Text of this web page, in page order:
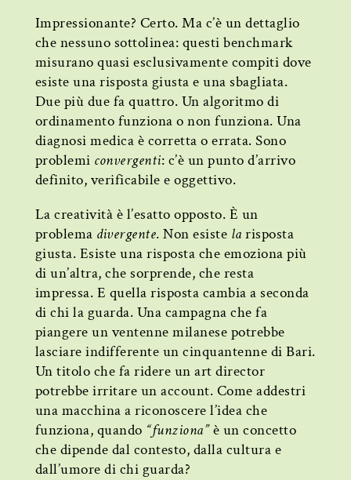
Impressionante? Certo. Ma c’è un dettaglio
che nessuno sottolinea: questi benchmark
misurano quasi esclusivamente compiti dove
esiste una risposta giusta e una sbagliata.
Due più due fa quattro. Un algoritmo di
ordinamento funziona o non funziona. Una
diagnosi medica è corretta o errata. Sono
problemi convergenti: c’è un punto d’arrivo
definito, verificabile e oggettivo.
La creatività è l’esatto opposto. È un
problema divergente. Non esiste larisposta
giusta. Esiste una risposta che emoziona più
di un’altra, che sorprende, che resta
impressa. E quella risposta cambia a seconda
di chi la guarda. Una campagna che fa
piangere un ventenne milanese potrebbe
lasciare indifferente un cinquantenne di Bari.
Un titolo che fa ridere un art director
potrebbe irritare un account. Come addestri
una macchina a riconoscere l’idea che
funziona, quando “funziona”è un concetto
che dipende dal contesto, dalla cultura e
dall’umore di chi guarda?